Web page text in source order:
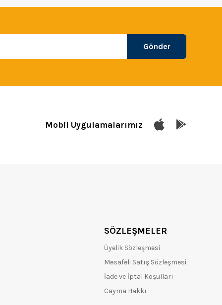
Gönder
Mobil Uygulamalarımız
SÖZLEŞMELER
Üyelik Sözleşmesi
Mesafeli Satış Sözleşmesi
İade ve İptal Koşulları
Cayma Hakkı